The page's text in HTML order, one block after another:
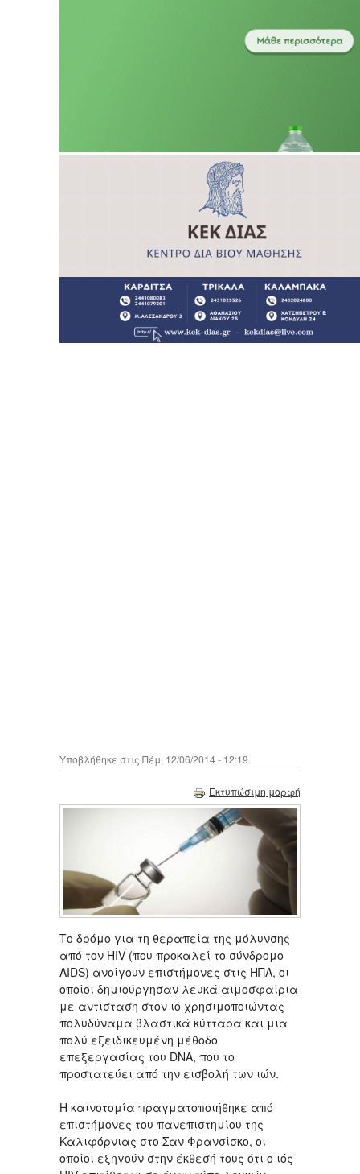
Υποβλήθηκε στις Πέμ, 12/06/2014 - 12:19.
Εκτυπώσιμη μορφή
Το δρόμο για τη θεραπεία της μόλυνσης
από τον HIV (που προκαλεί το σύνδρομο
AIDS) ανοίγουν επιστήμονες στις ΗΠΑ, οι
οποίοι δημιούργησαν λευκά αιμοσφαίρια
με αντίσταση στον ιό χρησιμοποιώντας
πολυδύναμα βλαστικά κύτταρα και μια
πολύ εξειδικευμένη μέθοδο
επεξεργασίας του DNA, που το
προστατεύει από την εισβολή των ιών.
Η καινοτομία πραγματοποιήθηκε από
επιστήμονες του πανεπιστημίου της
Καλιφόρνιας στο Σαν Φρανσίσκο, οι
οποίοι εξηγούν στην έκθεσή τους ότι ο ιός